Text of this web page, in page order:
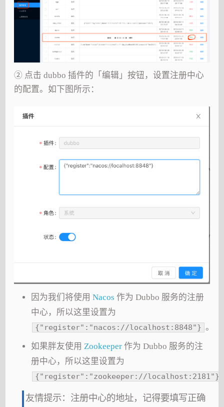
② 点击 dubbo 插件的「编辑」按钮，设置注册中心
的配置。如下图所示：
因为我们将使用 Nacos 作为 Dubbo 服务的注册
中心，所以这里设置为
{"register":"nacos://localhost:8848"} 。
如果胖友使用 Zookeeper作为 Dubbo 服务的注
册中心，所以这里设置为
{"register":"zookeeper://localhost:2181"}
友情提示：注册中心的地址，记得要填写正确